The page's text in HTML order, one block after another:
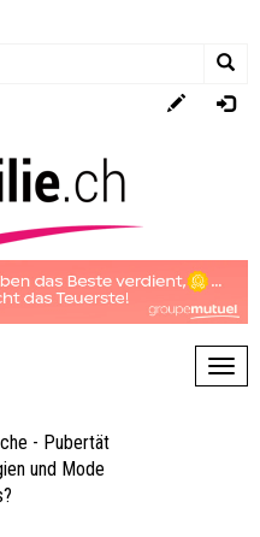
- Pubertät
und Mode